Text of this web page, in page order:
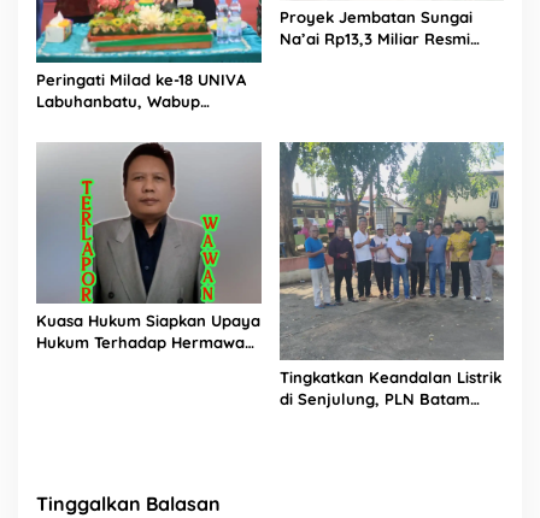
Peringati Milad ke-18 UNIVA
Labuhanbatu, Wabup
Unggul Menuju Indonesia
Proyek Jembatan Sungai
Na’ai Rp13,3 Miliar Resmi
Kuasa Hukum Siapkan Upaya
Hukum Terhadap Hermawan
Tingkatkan Keandalan Listrik
di Senjulung, PLN Batam
Tinggalkan Balasan